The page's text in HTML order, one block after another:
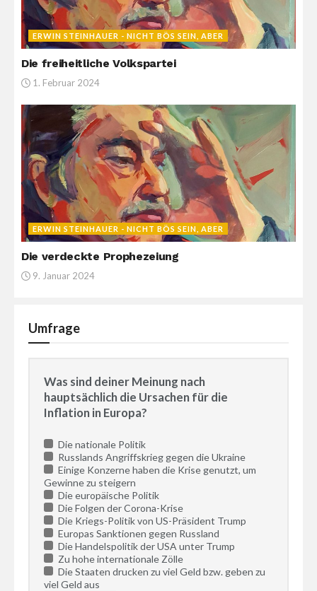
ERWIN STEINHAUER - NICHT BÖS SEIN, ABER
Die freiheitliche Volkspartei
1. Februar 2024
ERWIN STEINHAUER - NICHT BÖS SEIN, ABER
Die verdeckte Prophezeiung
9. Januar 2024
Umfrage
Was sind deiner Meinung nach
hauptsächlich die Ursachen für die
Inflation in Europa?
Die nationale Politik
Russlands Angriffskrieg gegen die Ukraine
Einige Konzerne haben die Krise genutzt, um
Gewinne zu steigern
Die europäische Politik
Die Folgen der Corona-Krise
Die Kriegs-Politik von US-Präsident Trump
Europas Sanktionen gegen Russland
Die Handelspolitik der USA unter Trump
Zu hohe internationale Zölle
Die Staaten drucken zu viel Geld bzw. geben zu
viel Geld aus